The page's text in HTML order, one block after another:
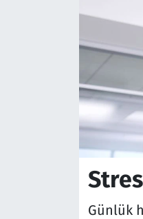
Günlük